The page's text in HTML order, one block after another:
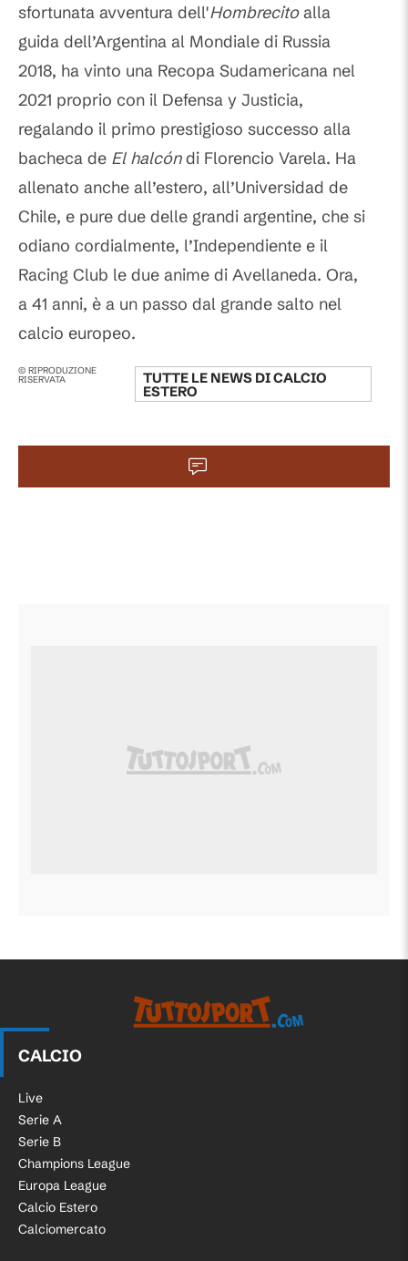
sfortunata avventura dell'Hombrecitoalla
guida dell’Argentina al Mondiale di Russia
2018, ha vinto una Recopa Sudamericana nel
2021 proprio con il Defensa y Justicia,
regalando il primo prestigioso successo alla
bacheca de El halcóndi Florencio Varela. Ha
allenato anche all’estero, all’Universidad de
Chile, e pure due delle grandi argentine, che si
odiano cordialmente, l’Independiente e il
Racing Club le due anime di Avellaneda. Ora,
a 41 anni, è a un passo dal grande salto nel
calcio europeo.
© RIPRODUZIONE
RISERVATA TUTTE LE NEWS DICALCIO
ESTERO
CALCIO
Live
Serie A
Serie B
Champions League
Europa League
Calcio Estero
Calciomercato